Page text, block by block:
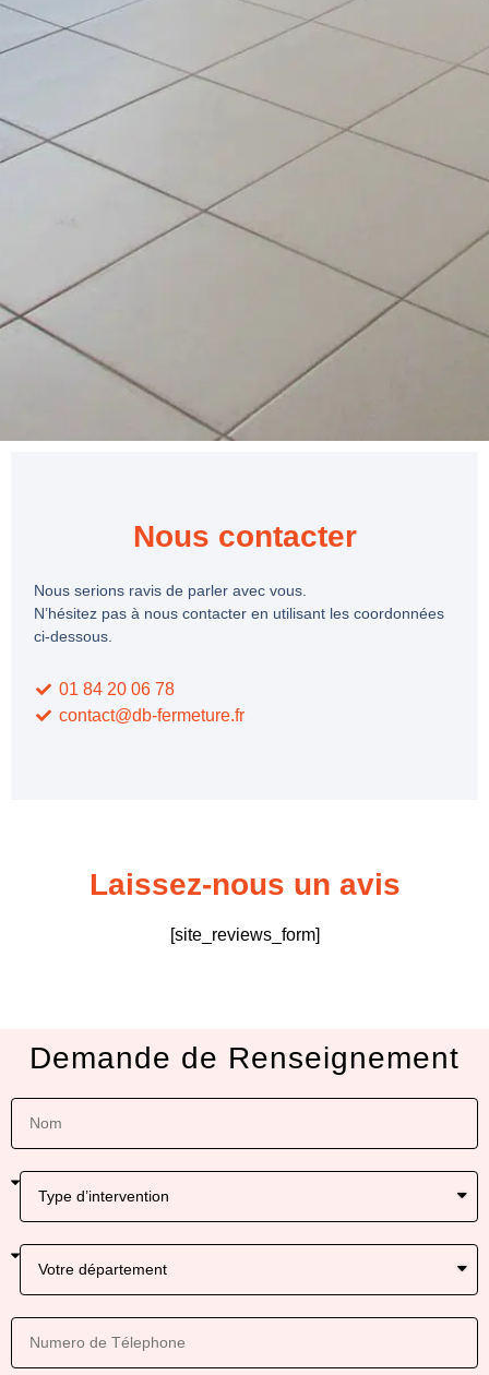
Nous contacter
Nous serions ravis de parler avec vous.
N’hésitez pas à nous contacter en utilisant les coordonnées
ci-dessous.
01 84 20 06 78
contact@db-fermeture.fr
Laissez-nous un avis
[site_reviews_form]
Demande de Renseignement